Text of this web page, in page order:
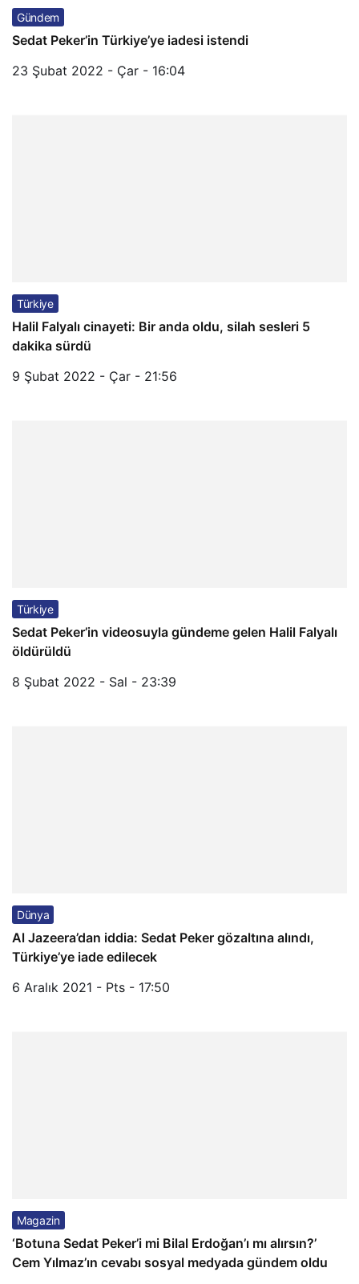
Gündem
Sedat Peker’in Türkiye’ye iadesi istendi
23 Şubat 2022 - Çar - 16:04
Türkiye
Halil Falyalı cinayeti: Bir anda oldu, silah sesleri 5
dakika sürdü
9 Şubat 2022 - Çar - 21:56
Türkiye
Sedat Peker’in videosuyla gündeme gelen Halil Falyalı
öldürüldü
8 Şubat 2022 - Sal - 23:39
Dünya
Al Jazeera’dan iddia: Sedat Peker gözaltına alındı,
Türkiye’ye iade edilecek
6 Aralık 2021 - Pts - 17:50
Magazin
‘Botuna Sedat Peker’i mi Bilal Erdoğan’ı mı alırsın?’
Cem Yılmaz’ın cevabı sosyal medyada gündem oldu